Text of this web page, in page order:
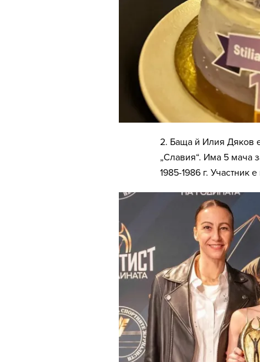
2. Баща й Илия Дяков
„Славия“. Има 5 мача
1985-1986 г. Участник